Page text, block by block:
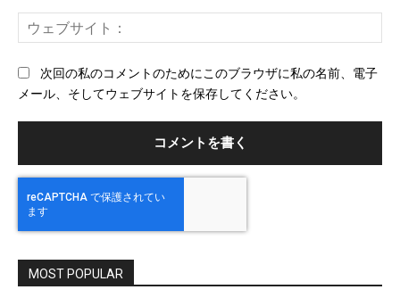
ー
ェ
次回の私のコメントのためにこのブラウザに私の名前、電子
メール、そしてウェブサイトを保存してください。
MOST POPULAR